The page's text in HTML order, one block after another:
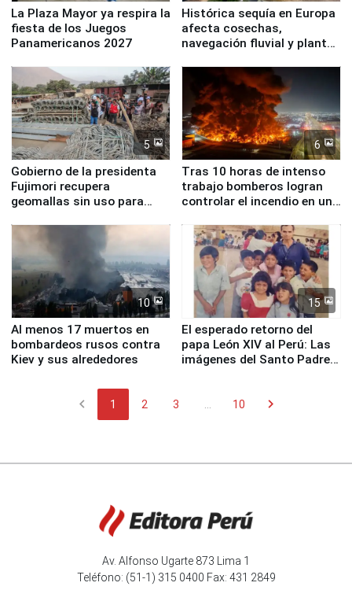
La Plaza Mayor ya respira la
fiesta de los Juegos
Panamericanos 2027
Histórica sequía en Europa
afecta cosechas,
navegación fluvial y plantas
5
Gobierno de la presidenta
Fujimori recupera
geomallas sin uso para
Fenómeno El Niño
6
Tras 10 horas de intenso
trabajo bomberos logran
controlar el incendio en una
de Chile
10
Al menos 17 muertos en
bombardeos rusos contra
Kiev y sus alrededores
15
El esperado retorno del
papa León XIV al Perú: Las
imágenes del Santo Padre
chevron_left 1 2 3 10 chevron_right
Av. Alfonso Ugarte 873 Lima 1
Teléfono: (51-1) 315 0400 Fax: 431 2849